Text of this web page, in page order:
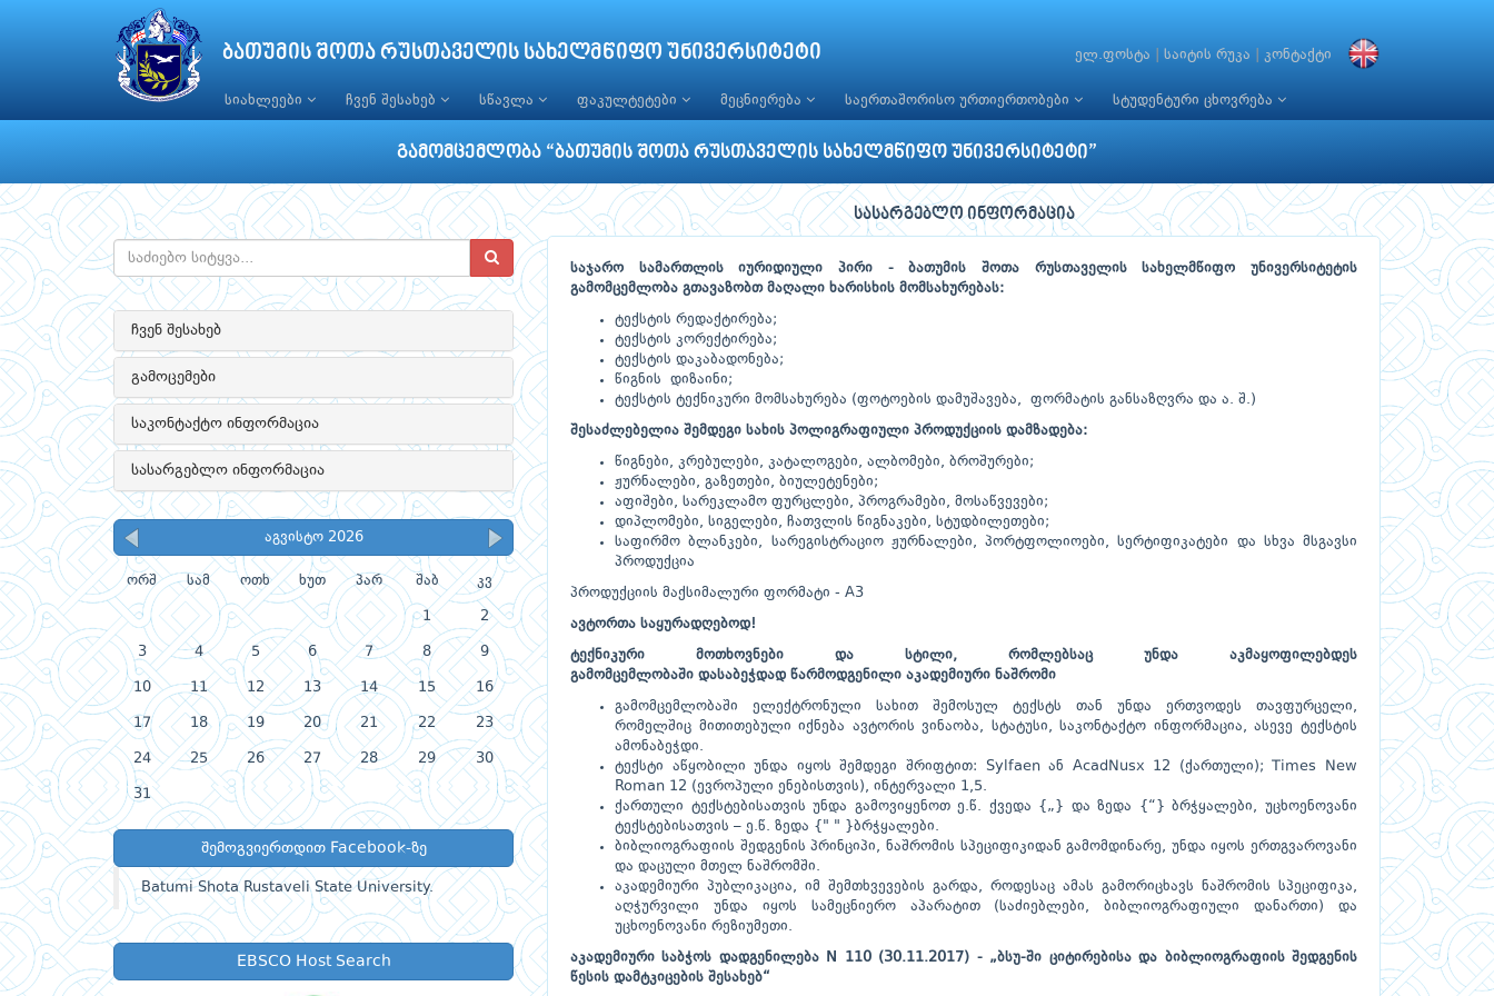
ბათუმის შოთა რუსთაველის სახელმწიფო უნივერსიტეტი ელ.ფოსტა საიტის რუკა კონტაქტი
სიახლეები ჩვენ შესახებ სწავლა ფაკულტეტები მეცნიერება საერთაშორისო ურთიერთობები სტუდენტური ცხოვრება
გამომცემლობა “ბათუმის შოთა რუსთაველის სახელმწიფო უნივერსიტეტი”
ჩვენ შესახებ
გამოცემები
საკონტაქტო ინფორმაცია
სასარგებლო ინფორმაცია
აგვისტო 2026
ორშ სამ ოთხ ხუთ პარ შაბ კვ
1 2
3 4 5 6 7 8 9
10 11 12 13 14 15 16
17 18 19 20 21 22 23
24 25 26 27 28 29 30
31
შემოგვიერთდით Facebook-ზე
Batumi Shota Rustaveli State University.
EBSCO Host Search
სასარგებლო ინფორმაცია
საჯარო სამართლის იურიდიული პირი - ბათუმის შოთა რუსთაველის სახელმწიფო უნივერსიტეტის
გამომცემლობა გთავაზობთ მაღალი ხარისხის მომსახურებას:
ტექსტის რედაქტირება;
ტექსტის კორექტირება;
ტექსტის დაკაბადონება;
წიგნის დიზაინი;
ტექსტის ტექნიკური მომსახურება (ფოტოების დამუშავება, ფორმატის განსაზღვრა და ა. შ.)
შესაძლებელია შემდეგი სახის პოლიგრაფიული პროდუქციის დამზადება:
წიგნები, კრებულები, კატალოგები, ალბომები, ბროშურები;
ჟურნალები, გაზეთები, ბიულეტენები;
აფიშები, სარეკლამო ფურცლები, პროგრამები, მოსაწვევები;
დიპლომები, სიგელები, ჩათვლის წიგნაკები, სტუდბილეთები;
საფირმო ბლანკები, სარეგისტრაციო ჟურნალები, პორტფოლიოები, სერტიფიკატები და სხვა მსგავსი
პროდუქცია
პროდუქციის მაქსიმალური ფორმატი - A3
ავტორთა საყურადღებოდ!
ტექნიკური მოთხოვნები და სტილი, რომლებსაც უნდა აკმაყოფილებდეს
გამომცემლობაში დასაბეჭდად წარმოდგენილი აკადემიური ნაშრომი
გამომცემლობაში ელექტრონული სახით შემოსულ ტექსტს თან უნდა ერთვოდეს თავფურცელი,
რომელშიც მითითებული იქნება ავტორის ვინაობა, სტატუსი, საკონტაქტო ინფორმაცია, ასევე ტექსტის
ამონაბეჭდი.
ტექსტი აწყობილი უნდა იყოს შემდეგი შრიფტით: Sylfaen ან AcadNusx 12 (ქართული); Times New
Roman 12 (ევროპული ენებისთვის), ინტერვალი 1,5.
ქართული ტექსტებისათვის უნდა გამოვიყენოთ ე.წ. ქვედა {„} და ზედა {“} ბრჭყალები, უცხოენოვანი
ტექსტებისათვის – ე.წ. ზედა {" " }ბრჭყალები.
ბიბლიოგრაფიის შედგენის პრინციპი, ნაშრომის სპეციფიკიდან გამომდინარე, უნდა იყოს ერთგვაროვანი
და დაცული მთელ ნაშრომში.
აკადემიური პუბლიკაცია, იმ შემთხვევების გარდა, როდესაც ამას გამორიცხავს ნაშრომის სპეციფიკა,
აღჭურვილი უნდა იყოს სამეცნიერო აპარატით (საძიებლები, ბიბლიოგრაფიული დანართი) და
უცხოენოვანი რეზიუმეთი.
აკადემიური საბჭოს დადგენილება N 110 (30.11.2017) - „ბსუ-ში ციტირებისა და ბიბლიოგრა­ფიის შედგენის
წესის დამტკიცების შესახებ“